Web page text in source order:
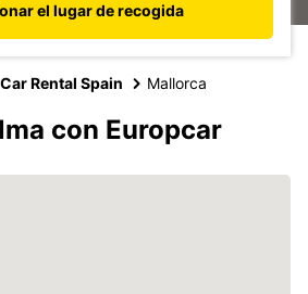
el lugar de recogida
Car Rental Spain Mallorca
con Europcar